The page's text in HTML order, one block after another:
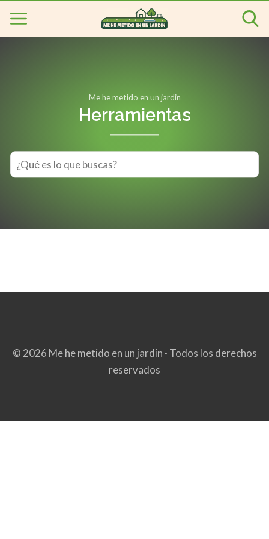
Me he metido en un jardin
Herramientas
© 2026 Me he metido en un jardin · Todos los derechos
reservados